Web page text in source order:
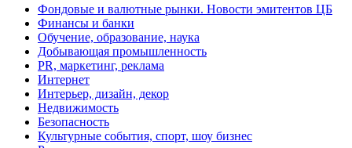
Фондовые и валютные рынки. Новости эмитентов ЦБ
Финансы и банки
Обучение, образование, наука
Добывающая промышленность
PR, маркетинг, реклама
Интернет
Интерьер, дизайн, декор
Недвижимость
Безопасность
Культурные события, спорт, шоу бизнес